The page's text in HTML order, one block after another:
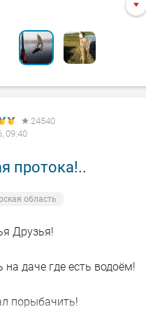
24540
09:40
протока!..
область
Друзья!
даче где есть водоём!
порыбачить!